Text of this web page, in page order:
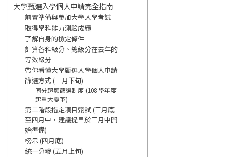
大學甄選入學個人申請完全指南
前置準備與參加大學入學考試
取得學科能力測驗成績
了解自身的檢定條件
計算各科級分、總級分在去年的
等效級分
帶你看懂大學甄選入學個人申請
篩選方式 (三月下旬)
同分超額篩選制度 (108 學年度
起重大變革)
第二階段指定項目甄試 (三月底
至四月中，建議提早於三月中開
始準備)
榜示 (四月底)
統一分發 (五月上旬)